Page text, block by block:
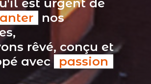
est urgent de
nos
rêvé, conçu et
avec passion